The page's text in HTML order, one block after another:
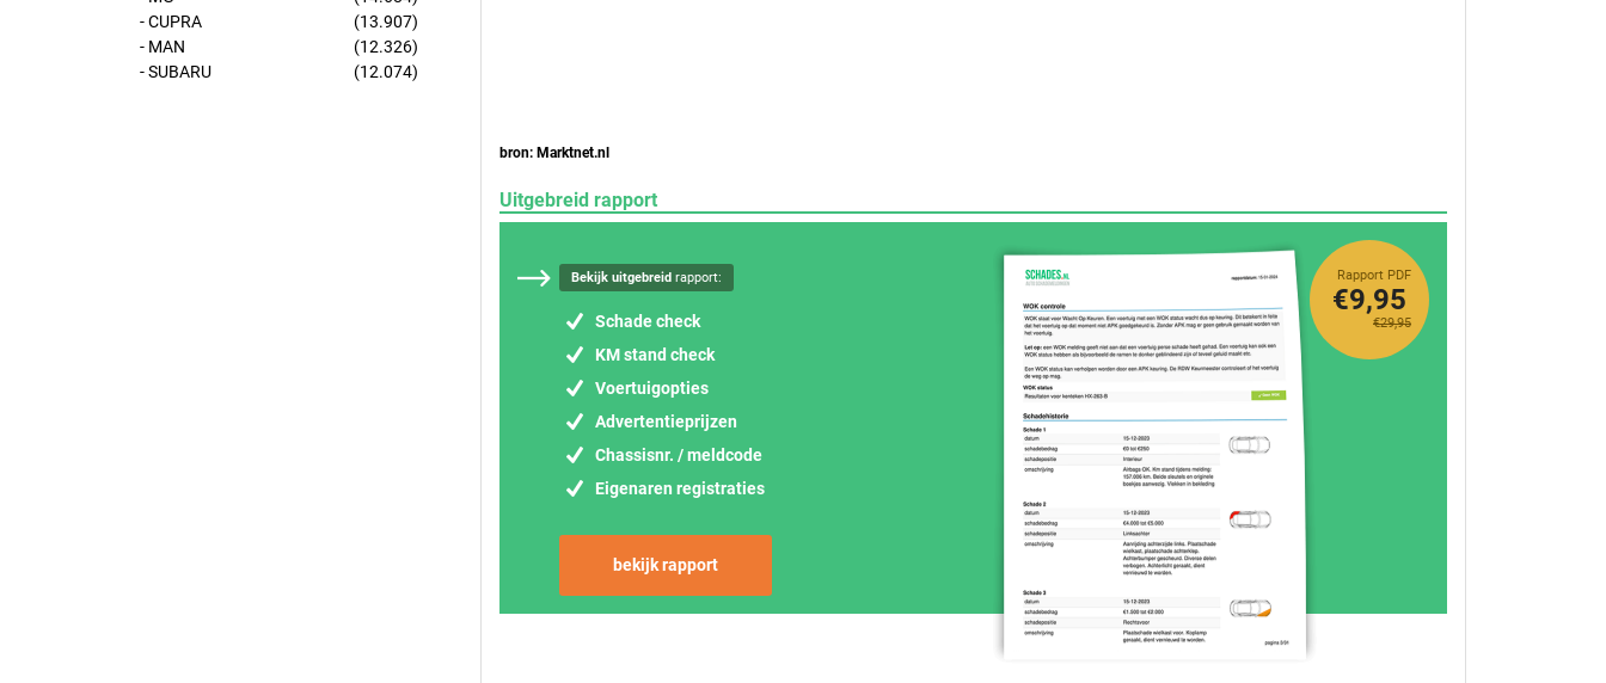
- CUPRA
(13.907)
- MAN
(12.326)
- SUBARU
(12.074)
bron: Marktnet.nl
Uitgebreid rapport
Bekijk uitgebreid rapport:
Schade check
KM stand check
Voertuigopties
Advertentieprijzen
Chassisnr. / meldcode
Eigenaren registraties
bekijk rapport
Rapport PDF
€29,95
€9,95